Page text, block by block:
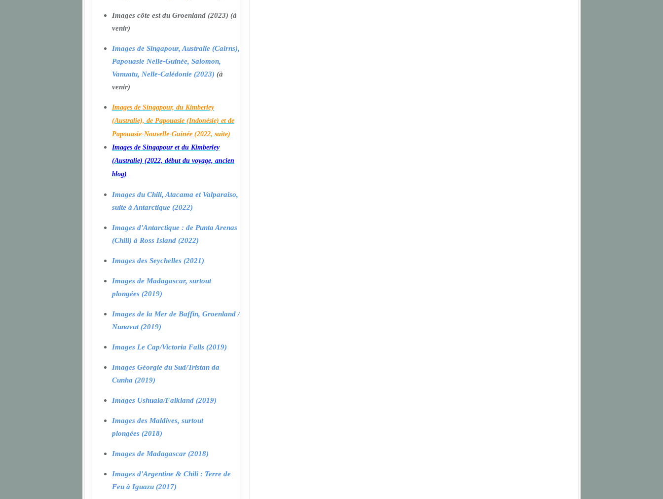
Images côte est du Groenland (2023) (à
venir)
Images de Singapour, Australie (Cairns),
Papouasie Nelle-Guinée, Salomon,
Vanuatu, Nelle-Calédonie (2023) (à
venir)
Images de Singapour, du Kimberley
(Australie), de Papouasie (Indonésie) et de
Papouasie-Nouvelle-Guinée (2022, suite)
Images de Singapour et du Kimberley
(Australie) (2022, début du voyage, ancien
blog)
Images du Chili, Atacama et Valparaiso,
suite à Antarctique (2022)
Images d'Antarctique : de Punta Arenas
(Chili) à Ross Island (2022)
Images des Seychelles (2021)
Images de Madagascar, surtout
plongées (2019)
Images de la Mer de Baffin, Groenland /
Nunavut (2019)
Images Le Cap/Victoria Falls (2019)
Images Géorgie du Sud/Tristan da
Cunha (2019)
Images Ushuaia/Falkland (2019)
Images des Maldives, surtout
plongées (2018)
Images de Madagascar (2018)
Images d'Argentine & Chili : Terre de
Feu à Iguazu (2017)